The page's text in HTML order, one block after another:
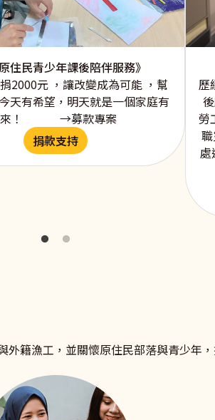
住民青少年課後陪伴服務》
2000元 ，讓改變成為可能 ，幫
天有希望，明天就是一個家庭有
捐款支持
歷
勞
處
籍漁工，並關懷原住民部落與青少年